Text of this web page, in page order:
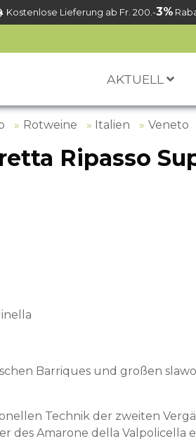
Kostenlose Lieferung ab Fr. 200.-3%
AKTUELL
Rotweine Italien Veneto
Ripasso
Barriques und großen
Technik der zweiten
des Amarone della Valpolicella